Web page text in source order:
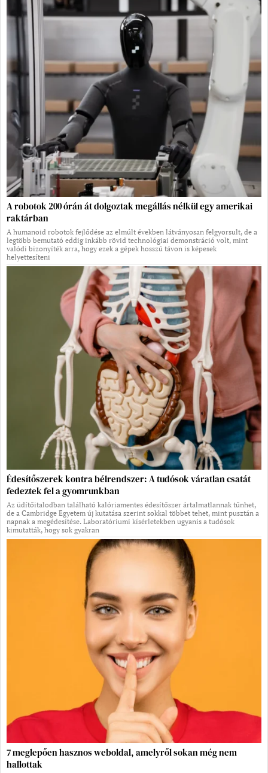
A robotok 200 órán át dolgoztak megállás nélkül egy amerikai
raktárban
A humanoid robotok fejlődése az elmúlt években látványosan felgyorsult, de a
legtöbb bemutató eddig inkább rövid technológiai demonstráció volt, mint
valódi bizonyíték arra, hogy ezek a gépek hosszú távon is képesek
helyettesíteni
Édesítőszerek kontra bélrendszer: A tudósok váratlan csatát
fedeztek fel a gyomrunkban
Az üdítőitalodban található kalóriamentes édesítőszer ártalmatlannak tűnhet,
de a Cambridge Egyetem új kutatása szerint sokkal többet tehet, mint pusztán a
napnak a megédesítése. Laboratóriumi kísérletekben ugyanis a tudósok
kimutatták, hogy sok gyakran
7 meglepően hasznos weboldal, amelyről sokan még nem
hallottak